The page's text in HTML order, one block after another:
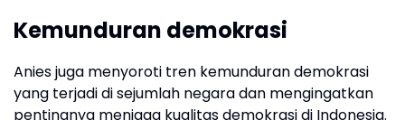
Kemunduran demokrasi
Anies juga menyoroti tren kemunduran demokrasi
yang terjadi di sejumlah negara dan mengingatkan
pentingnya menjaga kualitas demokrasi di Indonesia.